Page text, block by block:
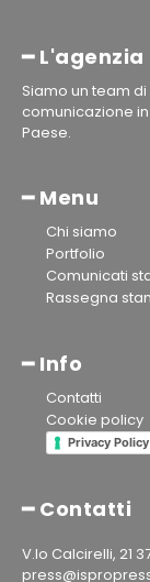
━ L'agenzia
Siamo un team
comunicazione
Paese.
━ Menu
Chi siamo
Portfolio
Comunicati
Rassegna
━ Info
Contatti
Cookie policy
Privacy Policy
━ Contatti
V.lo Calcirelli, 21